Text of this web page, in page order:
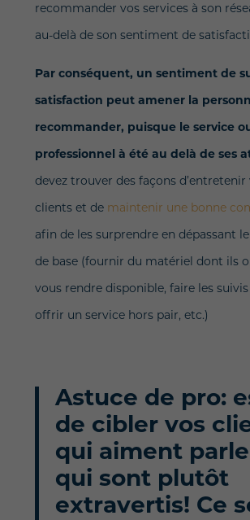
recommander vos services à son
au-delà de son sentiment de
Par conséquent, un sentiment de
satisfaction peut amener la
recommander, puisque le service
professionnel à été au delà de ses
devez trouver des façons
clients et demaintenir une bonne
afin de les surprendre en dépassant
de base (fournir du matériel dont ils
vous rendre disponible, faire les suivis
offrir un service hors pair, etc.)
Astuce de pro:
de cibler vos
qui aiment
qui sont plutôt
extravertis! Ce